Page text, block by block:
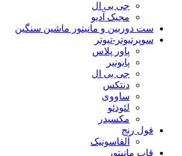
جی بی ال
مجیک آدیو
ست دوربین و مانیتور ماشین سنگین
سوپرتیوتر-تیوتر
پاور پلاس
پایونیر
جی بی ال
دنتکس
ساووی
لئودئو
مکسیدر
فول رنج
آلفاسونیک
قاب مانیتور